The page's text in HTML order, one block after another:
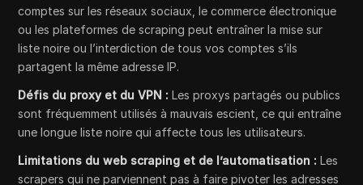
comptes sur les réseaux sociaux, le commerce électronique
ou les plateformes de scraping peut entraîner la mise sur
liste noire ou l’interdiction de tous vos comptes s’ils
partagent la même adresse IP.
Défis du proxy et du VPN :Les proxys partagés ou publics
sont fréquemment utilisés à mauvais escient, ce qui entraîne
une longue liste noire qui affecte tous les utilisateurs.
Limitations du web scraping et de l’automatisation :Les
scrapers qui ne parviennent pas à faire pivoter les adresses